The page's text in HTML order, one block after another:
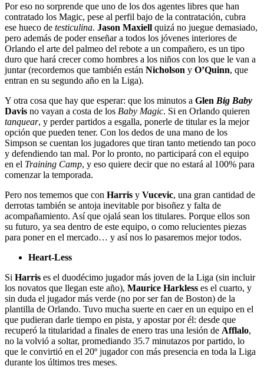
Por eso no sorprende que uno de los dos agentes libres que han
contratado los Magic, pese al perfil bajo de la contratación, cubra
ese hueco de testiculina. Jason Maxiell quizá no juegue demasiado,
pero además de poder enseñar a todos los jóvenes interiores de
Orlando el arte del palmeo del rebote a un compañero, es un tipo
duro que hará crecer como hombres a los niños con los que le van a
juntar (recordemos que también están Nicholson y O’Quinn, que
entran en su segundo año en la Liga).
Y otra cosa que hay que esperar: que los minutos a Glen Big Baby
Davis no vayan a costa de los Baby Magic. Si en Orlando quieren
tanquear, y perder partidos a esgalla, ponerle de titular es la mejor
opción que pueden tener. Con los dedos de una mano de los
Simpson se cuentan los jugadores que tiran tanto metiendo tan poco
y defendiendo tan mal. Por lo pronto, no participará con el equipo
en el Training Camp, y eso quiere decir que no estará al 100% para
comenzar la temporada.
Pero nos tememos que con Harris y Vucevic, una gran cantidad de
derrotas también se antoja inevitable por bisoñez y falta de
acompañamiento. Así que ojalá sean los titulares. Porque ellos son
su futuro, ya sea dentro de este equipo, o como relucientes piezas
para poner en el mercado… y así nos lo pasaremos mejor todos.
Heart-Less
Si Harris es el duodécimo jugador más joven de la Liga (sin incluir
los novatos que llegan este año), Maurice Harkless es el cuarto, y
sin duda el jugador más verde (no por ser fan de Boston) de la
plantilla de Orlando. Tuvo mucha suerte en caer en un equipo en el
que pudieran darle tiempo en pista, y apostar por él: desde que
recuperó la titularidad a finales de enero tras una lesión de Afflalo,
no la volvió a soltar, promediando 35.7 minutazos por partido, lo
que le convirtió en el 20º jugador con más presencia en toda la Liga
durante los últimos tres meses.